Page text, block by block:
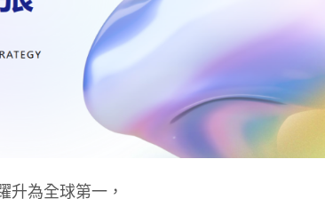
升為全球第一，